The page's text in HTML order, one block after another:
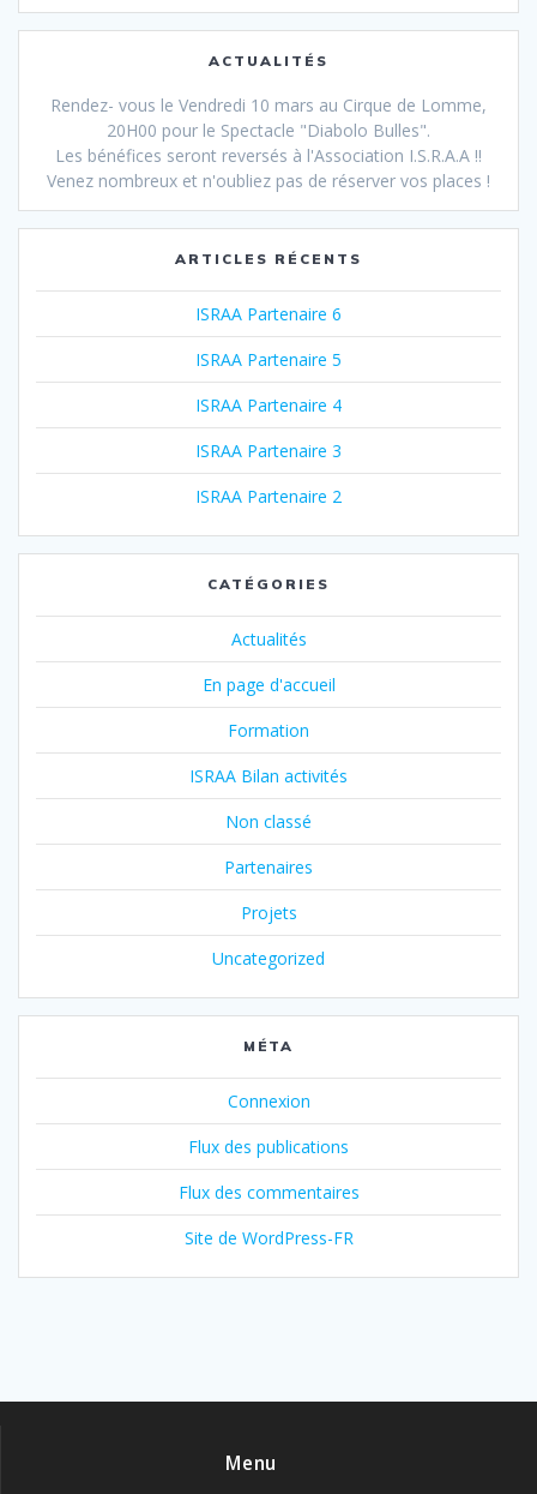
ACTUALITÉS
Rendez- vous le Vendredi 10 mars au Cirque de Lomme,
20H00 pour le Spectacle "Diabolo Bulles".
Les bénéfices seront reversés à l'Association I.S.R.A.A !!
Venez nombreux et n'oubliez pas de réserver vos places !
ARTICLES RÉCENTS
ISRAA Partenaire 6
ISRAA Partenaire 5
ISRAA Partenaire 4
ISRAA Partenaire 3
ISRAA Partenaire 2
CATÉGORIES
Actualités
En page d'accueil
Formation
ISRAA Bilan activités
Non classé
Partenaires
Projets
Uncategorized
MÉTA
Connexion
Flux des publications
Flux des commentaires
Site de WordPress-FR
Menu